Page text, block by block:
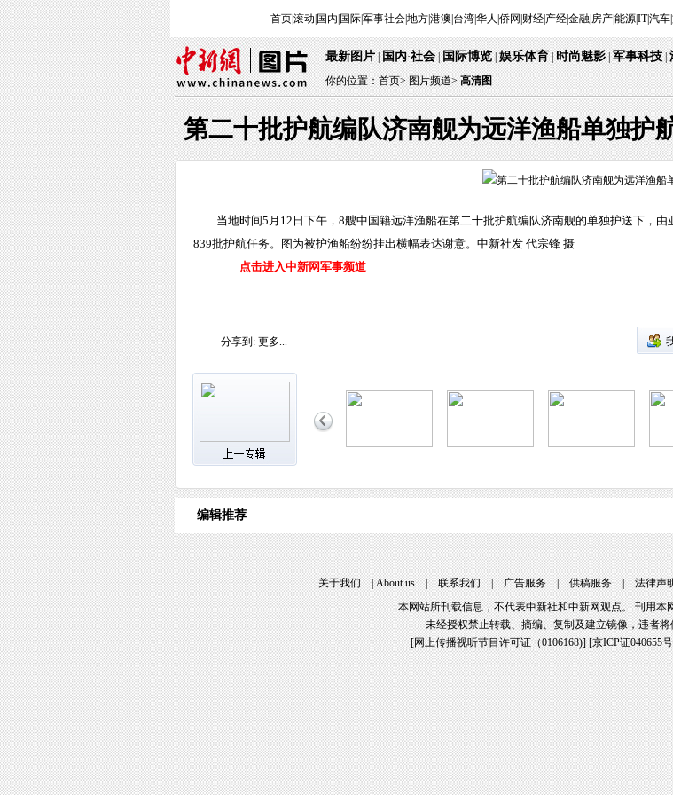
首页|滚动 国内 国际|军事社会|地方|港澳 台湾|华人 侨网 财经| 产经|金融| 房产|能源|IT|汽车|
最新图片|国内·社会|国际博览|娱乐体育|时尚魅影|军事科技|
你的位置：首页>图片频道> 高清图
第二十批护航编队济南舰为远洋渔船单独护
当地时间5月12日下午，8艘中国籍远洋渔船在第二十批护航编队济南舰的单独护送下，
839批护航任务。图为被护渔船纷纷挂出横幅表达谢意。中新社发 代宗锋 摄
点击进入中新网军事频道
分享到: 更多...
编辑推荐
关于我们|About us|联系我们|广告服务|供稿服务|法律声
本网站所刊载信息，不代表中新社和中新网观点。 刊用本
未经授权禁止转载、摘编、复制及建立镜像，违者
[网上传播视听节目许可证（0106168)] [京ICP证040655号